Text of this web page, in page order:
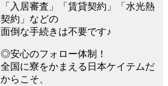
「入居審査」「賃貸契約」「水光熱
契約」などの
面倒な手続きは不要です♪
◎安心のフォロー体制！
全国に寮をかまえる日本ケイテムだ
からこそ、